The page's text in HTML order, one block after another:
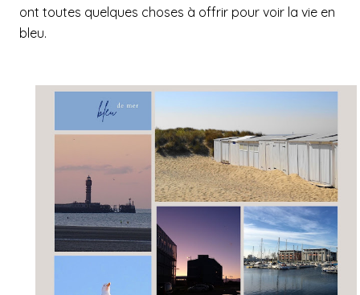
ont toutes quelques choses à offrir pour voir la vie en
bleu.